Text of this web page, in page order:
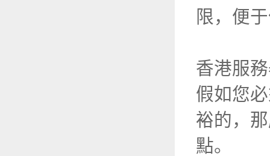
限，便
香港服
假如您
裕的，
點。